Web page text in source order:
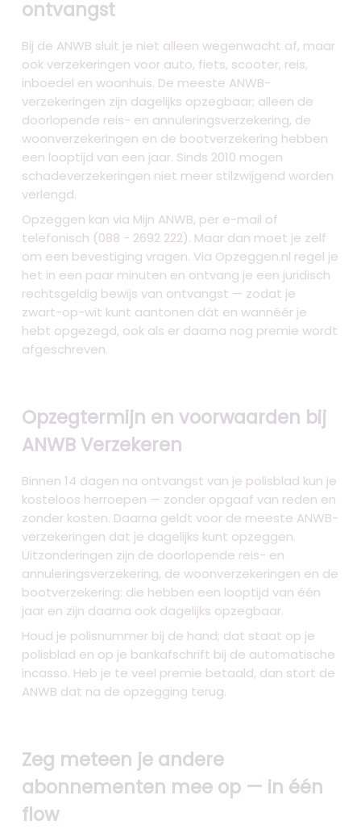
ontvangst
Bij de ANWB sluit je niet alleen wegenwacht af, maar
ook verzekeringen voor auto, fiets, scooter, reis,
inboedel en woonhuis. De meeste ANWB-
verzekeringen zijn dagelijks opzegbaar; alleen de
doorlopende reis- en annuleringsverzekering, de
woonverzekeringen en de bootverzekering hebben
een looptijd van een jaar. Sinds 2010 mogen
schadeverzekeringen niet meer stilzwijgend worden
verlengd.
Opzeggen kan via Mijn ANWB, per e-mail of
telefonisch (088 - 2692 222). Maar dan moet je zelf
om een bevestiging vragen. Via Opzeggen.nl regel je
het in een paar minuten en ontvang je een juridisch
rechtsgeldig bewijs van ontvangst — zodat je
zwart-op-wit kunt aantonen dát en wannéér je
hebt opgezegd, ook als er daarna nog premie wordt
afgeschreven.
Opzegtermijn en voorwaarden bij
ANWB Verzekeren
Binnen 14 dagen na ontvangst van je polisblad kun je
kosteloos herroepen — zonder opgaaf van reden en
zonder kosten. Daarna geldt voor de meeste ANWB-
verzekeringen dat je dagelijks kunt opzeggen.
Uitzonderingen zijn de doorlopende reis- en
annuleringsverzekering, de woonverzekeringen en de
bootverzekering: die hebben een looptijd van één
jaar en zijn daarna ook dagelijks opzegbaar.
Houd je polisnummer bij de hand; dat staat op je
polisblad en op je bankafschrift bij de automatische
incasso. Heb je te veel premie betaald, dan stort de
ANWB dat na de opzegging terug.
Zeg meteen je andere
abonnementen mee op — in één
flow